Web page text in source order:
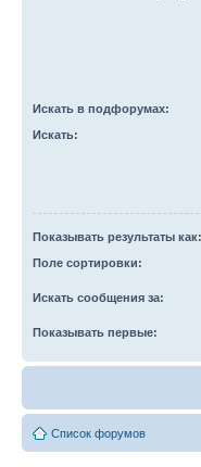
Искать в подфорумах:
Искать:
Показывать результаты как:
Поле сортировки:
Искать сообщения за:
Показывать первые:
Список форумов